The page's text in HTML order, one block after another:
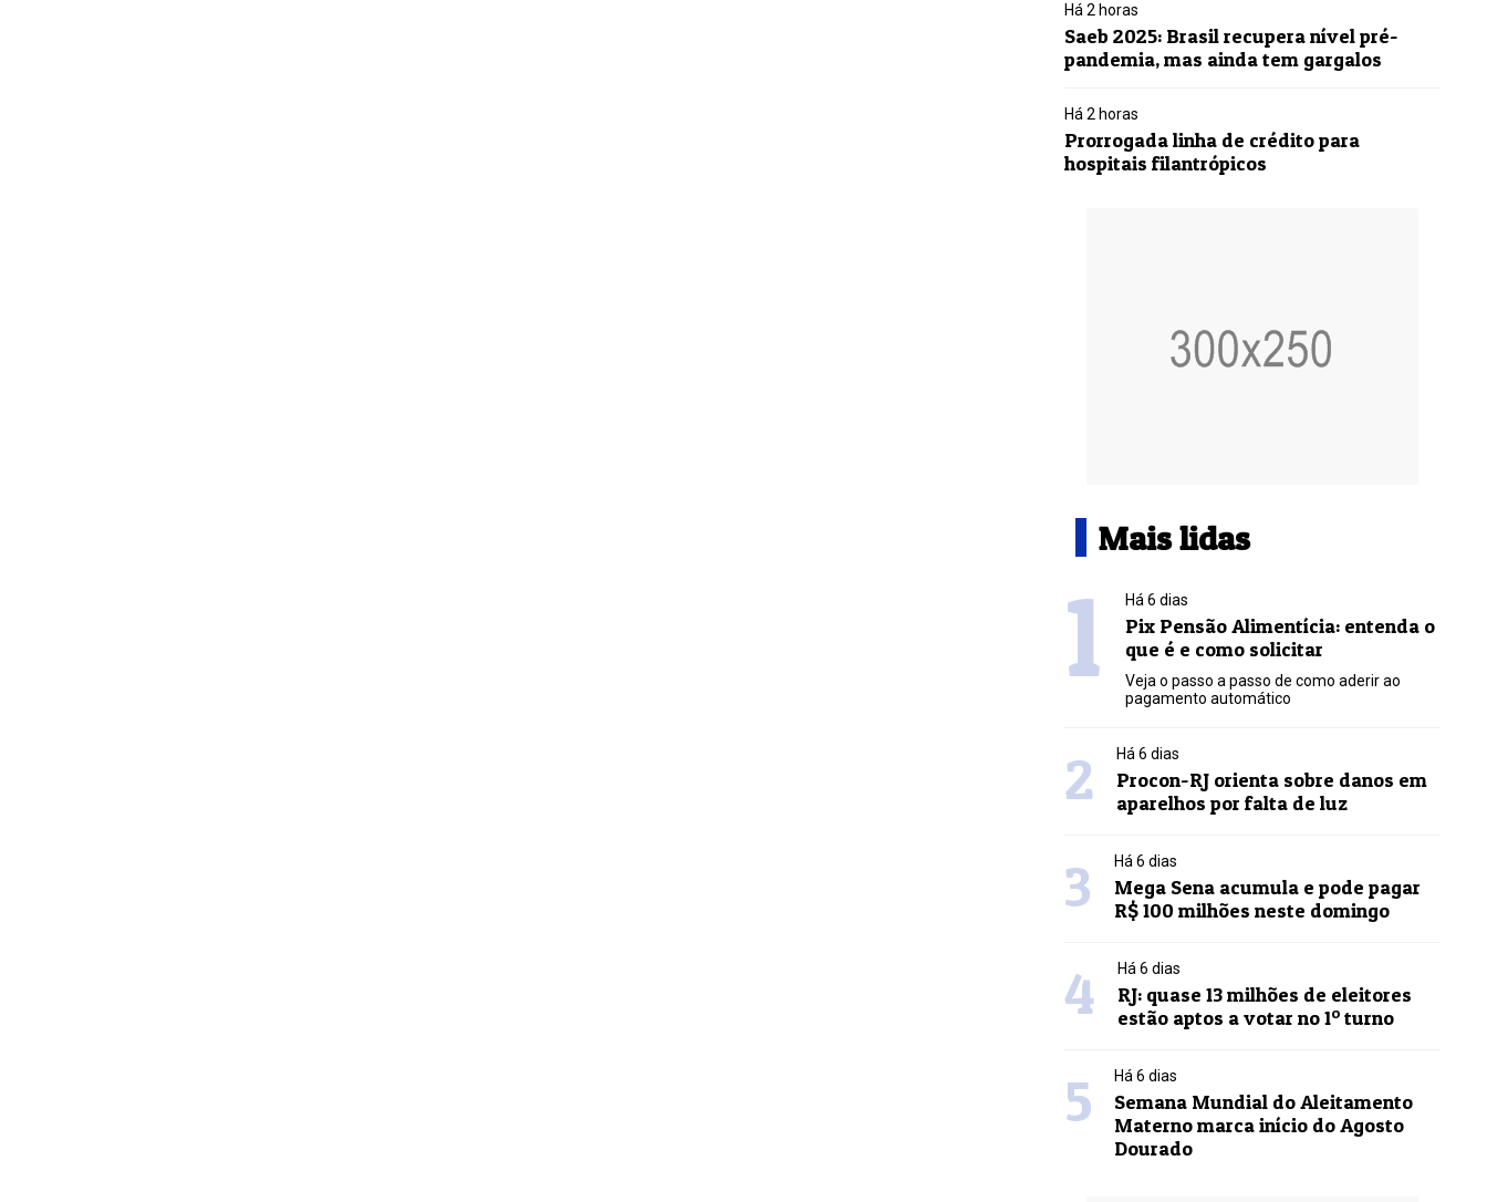
Há 2 horas
Saeb 2025: Brasil recupera nível pré-
pandemia, mas ainda tem gargalos
Há 2 horas
Prorrogada linha de crédito para
hospitais filantrópicos
Mais lidas
1 Há 6 dias
Pix Pensão Alimentícia: entenda o
que é e como solicitar
Veja o passo a passo de como aderir ao
pagamento automático
2 Há 6 dias
Procon-RJ orienta sobre danos em
aparelhos por falta de luz
3 Há 6 dias
Mega Sena acumula e pode pagar
R$ 100 milhões neste domingo
4 Há 6 dias
RJ: quase 13 milhões de eleitores
estão aptos a votar no 1º turno
5 Há 6 dias
Semana Mundial do Aleitamento
Materno marca início do Agosto
Dourado